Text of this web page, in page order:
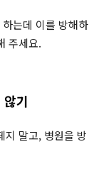
는데 이를 방해하
주세요.
기
지 말고, 병원을 방